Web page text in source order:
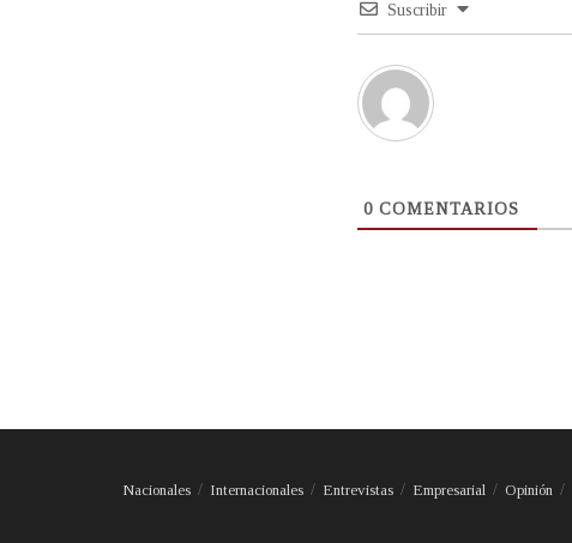
Suscribir
0 COMENTARIOS
Nacionales Internacionales Entrevistas Empresarial Opinión